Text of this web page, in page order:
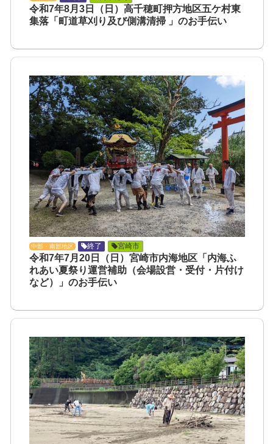
令和7年8月3日（日）高千穂町押方地区五ケ村東
集落「町道草刈り及び側溝清掃 」のお手伝い
中部・南部地区 終了 宮崎市
令和7年7月20日（日）宮崎市内海地区「内海ふ
れあい夏祭り運営補助（会場設営・受付・片付け
など）」のお手伝い